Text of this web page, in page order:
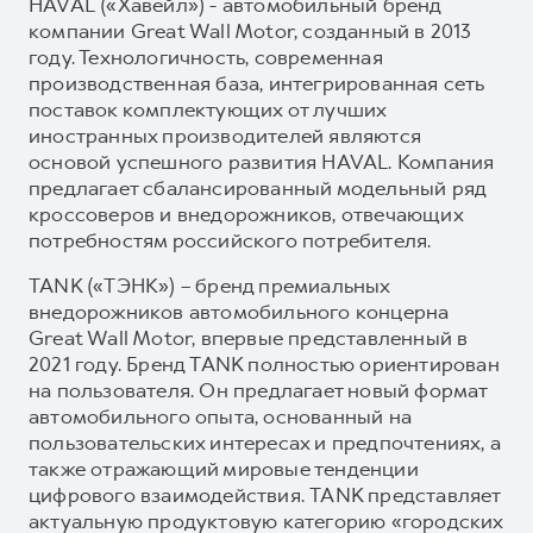
компании Great Wall Motor, созданный в 2013
году. Технологичность, современная
производственная база, интегрированная сеть
поставок комплектующих от лучших
иностранных производителей являются
основой успешного развития HAVAL. Компания
предлагает сбалансированный модельный ряд
кроссоверов и внедорожников, отвечающих
потребностям российского потребителя.
TANK («ТЭНК») – бренд премиальных
внедорожников автомобильного концерна
Great Wall Motor, впервые представленный в
2021 году. Бренд TANK полностью ориентирован
на пользователя. Он предлагает новый формат
автомобильного опыта, основанный на
пользовательских интересах и предпочтениях, а
также отражающий мировые тенденции
цифрового взаимодействия. TANK представляет
актуальную продуктовую категорию «городских